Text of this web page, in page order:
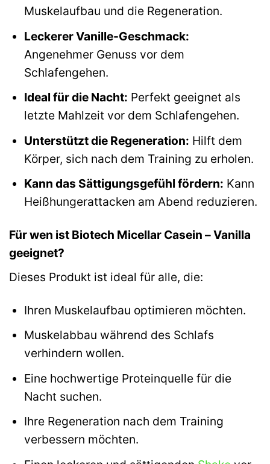
Muskelaufbau und die Regeneration.
Leckerer Vanille-Geschmack:
Angenehmer Genuss vor dem
Schlafengehen.
Ideal für die Nacht: Perfekt geeignet als
letzte Mahlzeit vor dem Schlafengehen.
Unterstützt die Regeneration: Hilft dem
Körper, sich nach dem Training zu erholen.
Kann das Sättigungsgefühl fördern: Kann
Heißhungerattacken am Abend reduzieren.
Für wen ist Biotech Micellar Casein – Vanilla
geeignet?
Dieses Produkt ist ideal für alle, die:
Ihren Muskelaufbau optimieren möchten.
Muskelabbau während des Schlafs
verhindern wollen.
Eine hochwertige Proteinquelle für die
Nacht suchen.
Ihre Regeneration nach dem Training
verbessern möchten.